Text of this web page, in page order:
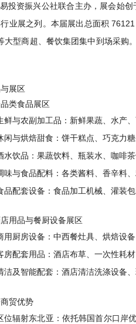
投资振兴公社联合主办，展会始
业展之列。本届展出总面积
大型商超、餐饮集团集中到场采购
展区
品类食品展区
鲜与农副加工品 ：新鲜果蔬、水产
闲与烘焙甜食 ：饼干糕点、巧克力
水饮品 ：果蔬饮料、瓶装水、咖啡
味与食品配料：各类酱料、香辛料
品配套设备 ：食品加工机械、灌装
店用品与餐厨设备展区
用厨房设备 ：中西餐灶具、烘焙设
房配套用品 ：酒店布草、一次性耗
洁及智能配套 ：酒店清洁洗涤设备
贸优势
位辐射东北亚 ：依托韩国首尔口岸